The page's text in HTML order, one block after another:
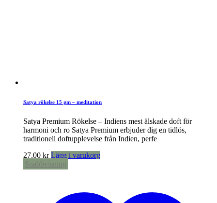
Satya rökelse 15 gm – meditation
Satya Premium Rökelse – Indiens mest älskade doft för
harmoni och ro Satya Premium erbjuder dig en tidlös,
traditionell doftupplevelse från Indien, perfe
27,00 kr Lägg i varukorg
Snabbvisning